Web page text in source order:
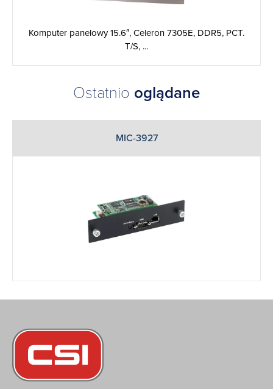
Komputer panelowy 15.6″, Celeron 7305E, DDR5, PCT.
T/S, ...
Ostatnio oglądane
MIC-3927